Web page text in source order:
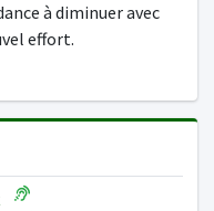
à diminuer avec
effort.